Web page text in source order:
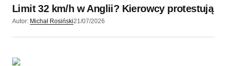
Wyślij komentarz
Limit 32 km/h w Anglii? Kierowcy protestują
Autor: Michał Rosiński21/07/2026